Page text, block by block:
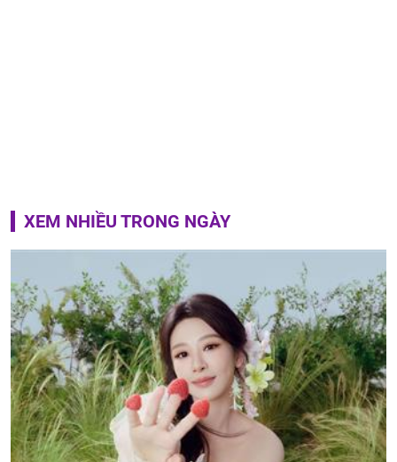
XEM NHIỀU TRONG NGÀY